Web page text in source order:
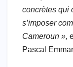
concrètes qui
s’imposer
Cameroun »,
Pascal